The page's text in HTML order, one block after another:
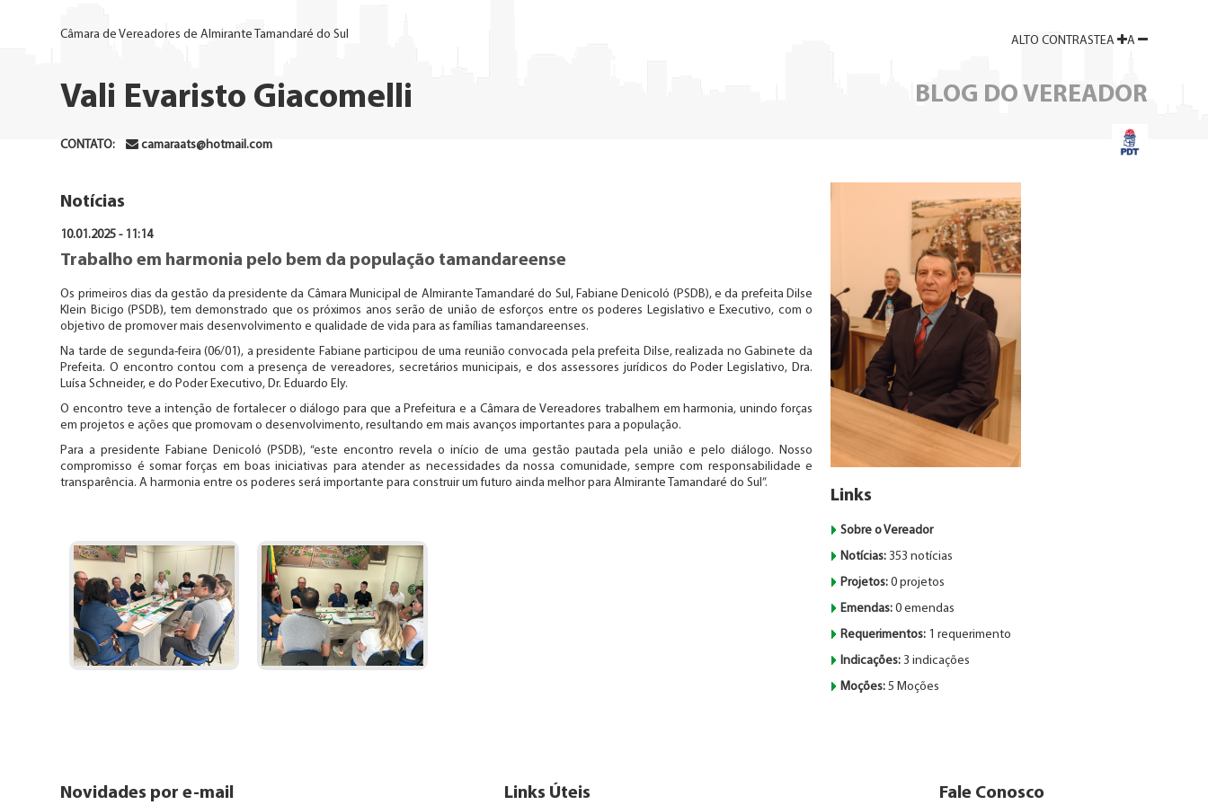
Câmara de Vereadores de Almirante Tamandaré do Sul ALTO CONTRASTEA A
Vali Evaristo Giacomelli BLOG DO VEREADOR
CONTATO: camaraats@hotmail.com
Notícias
10.01.2025 - 11:14
Trabalho em harmonia pelo bem da população tamandareense
Os primeiros dias da gestão da presidente da Câmara Municipal de Almirante Tamandaré do Sul, Fabiane Denicoló (PSDB), e da prefeita Dilse
Klein Bicigo (PSDB), tem demonstrado que os próximos anos serão de união de esforços entre os poderes Legislativo e Executivo, com o
objetivo de promover mais desenvolvimento e qualidade de vida para as famílias tamandareenses.
Na tarde de segunda-feira (06/01), a presidente Fabiane participou de uma reunião convocada pela prefeita Dilse, realizada no Gabinete da
Prefeita. O encontro contou com a presença de vereadores, secretários municipais, e dos assessores jurídicos do Poder Legislativo, Dra.
Luísa Schneider, e do Poder Executivo, Dr. Eduardo Ely.
O encontro teve a intenção de fortalecer o diálogo para que a Prefeitura e a Câmara de Vereadores trabalhem em harmonia, unindo forças
em projetos e ações que promovam o desenvolvimento, resultando em mais avanços importantes para a população.
Para a presidente Fabiane Denicoló (PSDB), “este encontro revela o início de uma gestão pautada pela união e pelo diálogo. Nosso
compromisso é somar forças em boas iniciativas para atender as necessidades da nossa comunidade, sempre com responsabilidade e
transparência. A harmonia entre os poderes será importante para construir um futuro ainda melhor para Almirante Tamandaré do Sul”.
Links
Sobre o Vereador
Notícias:353 notícias
Projetos:0 projetos
Emendas:0 emendas
Requerimentos:1 requerimento
Indicações:3 indicações
Moções:5 Moções
Novidades por e-mail Links Úteis Fale Conosco